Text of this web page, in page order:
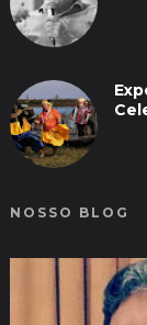
NOSSO BLOG